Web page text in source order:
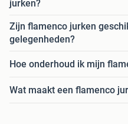
jurken?
Zijn flamenco jurken
gelegenheden?
Hoe onderhoud ik mijn
Wat maakt een flamenco